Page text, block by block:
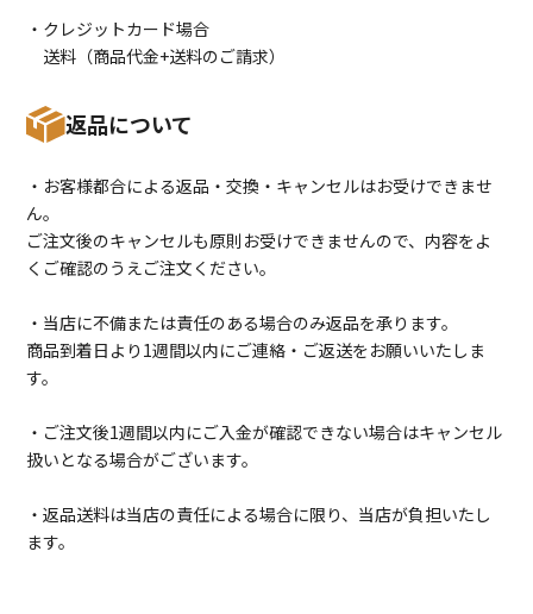
・クレジットカード場合
送料（商品代金+送料のご請求）
返品について
・お客様都合による返品・交換・キャンセルはお受けできませ
ん。
ご注文後のキャンセルも原則お受けできませんので、内容をよ
くご確認のうえご注文ください。
・当店に不備または責任のある場合のみ返品を承ります。
商品到着日より1週間以内にご連絡・ご返送をお願いいたしま
す。
・ご注文後1週間以内にご入金が確認できない場合はキャンセル
扱いとなる場合がございます。
・返品送料は当店の責任による場合に限り、当店が負担いたし
ます。